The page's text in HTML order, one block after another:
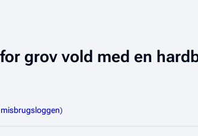
for grov vold med en
)